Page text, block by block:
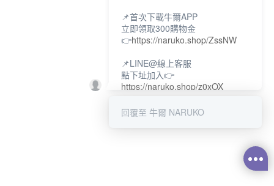
📌首次下載牛爾APP
立即領取300購物金
👉https://naruko.shop/ZssNW
📌LINE@線上客服
點下址加入👉
https://naruko.shop/z0xOX
📌電話客服：02-26581707
回覆至 牛爾 NARUKO